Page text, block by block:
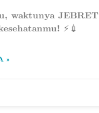
waktunya JEBRET
⚡💉
»